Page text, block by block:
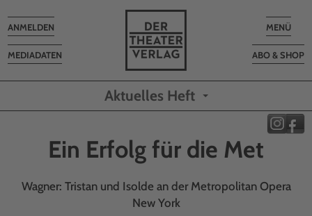
Toggle
MENÜ
ABO & SHOP
MEDIADATEN
Toggle
navigation
ANMELDEN
Aktuelles Heft
Ein Erfolg für die Met
Wagner: Tristan und Isolde an der Metropolitan Opera
New York